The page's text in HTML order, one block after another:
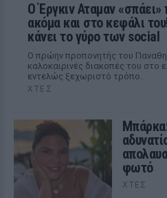
Ο Έργκιν Αταμαν «σπάει»
ακόμα και στο κεφάλι
κάνει το γύρο των social
Ο πρώην προπονητής του
καλοκαιρινές διακοπές του στο
εντελώς ξεχωριστό τρόπο.
ΧΤΕΣ
Μπάρκα:
φωτό
ΧΤΕΣ